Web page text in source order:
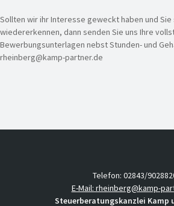
Sollten wir ihr Interesse geweckt haben und
wiedererkennen, dann senden Sie uns Ihre
Bewerbungsunterlagen nebst Stunden- und
rheinberg@kamp-partner.de
Telefon: 02843/
E-Mail: rheinberg@kamp-
Steuerberatungskanzlei Kamp